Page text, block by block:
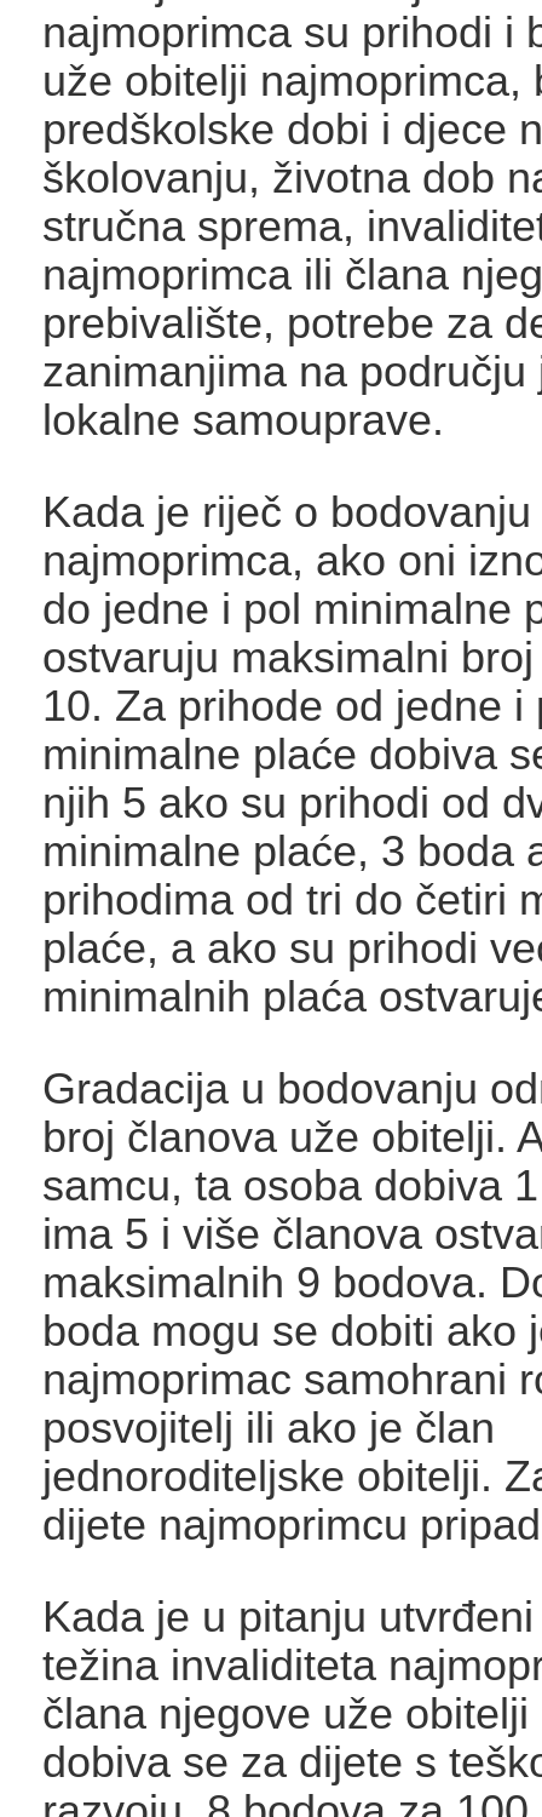
najmoprimca su prihodi i
uže obitelji najmoprimca,
predškolske dobi i djece
školovanju, životna dob
stručna sprema,
najmoprimca ili člana
prebivalište, potrebe za
zanimanjima na području
lokalne samouprave.
Kada je riječ o
najmoprimca, ako oni
do jedne i pol minimalne
ostvaruju maksimalni
10. Za prihode od jedne i
minimalne plaće dobiva
njih 5 ako su prihodi od
minimalne plaće, 3 boda
prihodima od tri do četiri
plaće, a ako su prihodi
minimalnih plaća
Gradacija u bodovanju
broj članova uže obitelji.
samcu, ta osoba dobiva
ima 5 i više članova
maksimalnih 9 bodova.
boda mogu se dobiti ako
najmoprimac samohrani
posvojitelj ili ako je član
jednoroditeljske obitelji.
dijete najmoprimcu
Kada je u pitanju
težina invaliditeta
člana njegove uže
dobiva se za dijete s